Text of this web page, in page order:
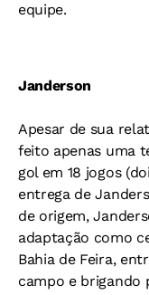
equipe.
Janderson
Apesar de sua
feito apenas uma
gol em 18 jogos
entrega de
de origem,
adaptação como
Bahia de Feira,
campo e brigando